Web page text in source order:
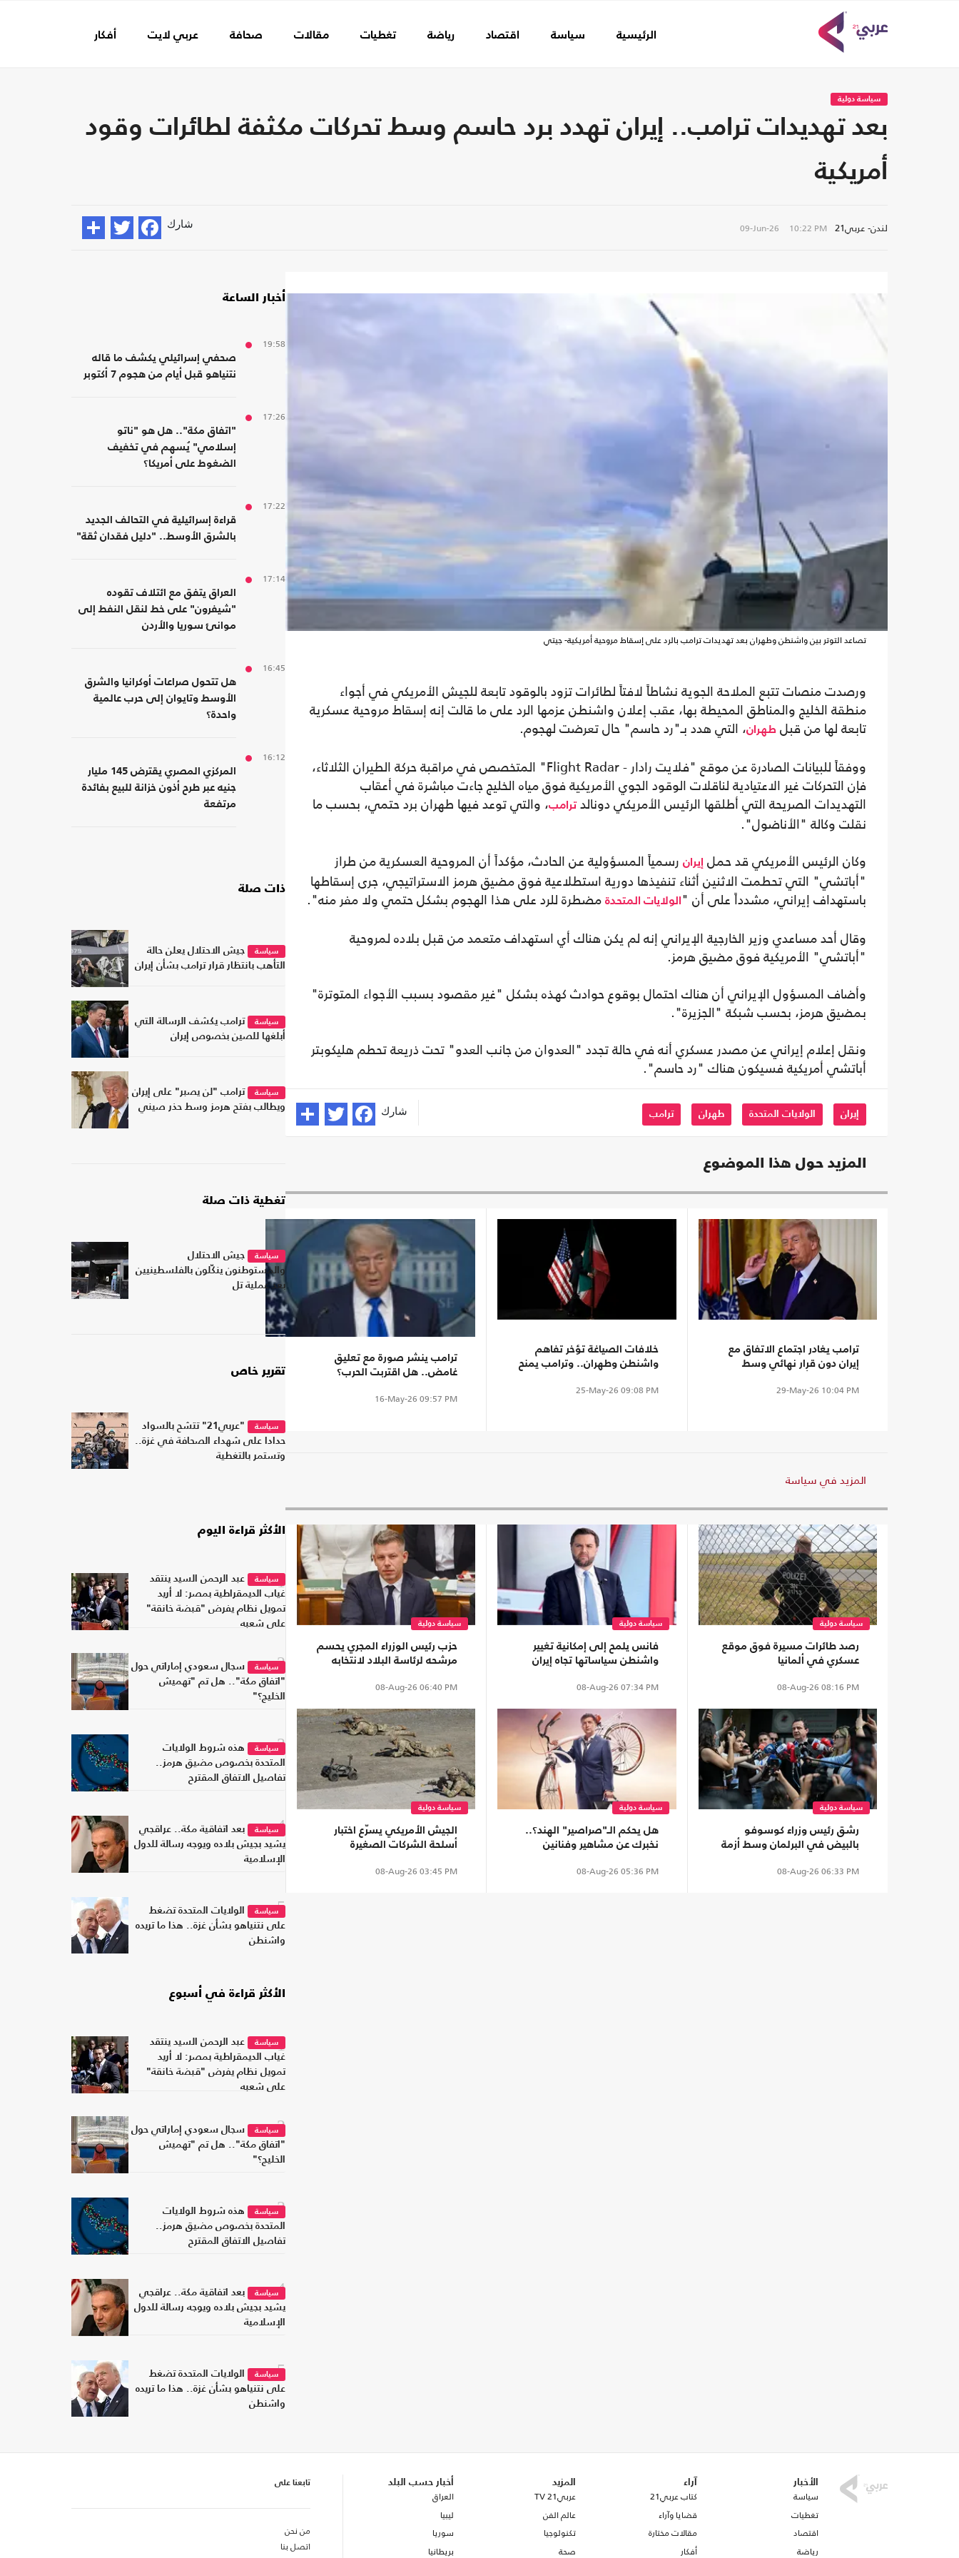
الرئيسية سياسة اقتصاد رياضة تغطيات مقالات صحافة عربي لايت أفكار
سياسة دولية
بعد تهديدات ترامب.. إيران تهدد برد حاسم وسط تحركات مكثفة لطائرات وقود
أمريكية
لندن- عربي21 09-Jun-26 10:22 PM شارك
تصاعد التوتر بين واشنطن وطهران بعد تهديدات ترامب بالرد على إسقاط مروحية أمريكية- جيتي
ورصدت منصات تتبع الملاحة الجوية نشاطاً لافتاً لطائرات تزود بالوقود تابعة للجيش الأمريكي في أجواء
منطقة الخليج والمناطق المحيطة بها، عقب إعلان واشنطن عزمها الرد على ما قالت إنه إسقاط مروحية عسكرية
تابعة لها من قبل طهران، التي هدد بـ"رد حاسم" حال تعرضت لهجوم.
ووفقاً للبيانات الصادرة عن موقع "فلايت رادار - Flight Radar" المتخصص في مراقبة حركة الطيران الثلاثاء،
فإن التحركات غير الاعتيادية لناقلات الوقود الجوي الأمريكية فوق مياه الخليج جاءت مباشرة في أعقاب
التهديدات الصريحة التي أطلقها الرئيس الأمريكي دونالدترامب، والتي توعد فيها طهران برد حتمي، بحسب ما
نقلت وكالة "الأناضول".
وكان الرئيس الأمريكي قد حمل
إيران رسمياً المسؤولية عن الحادث، مؤكداً أن المروحية العسكرية من طراز
"أباتشي" التي تحطمت الاثنين أثناء تنفيذها دورية استطلاعية فوق مضيق هرمز الاستراتيجي، جرى إسقاطها
باستهداف إيراني، مشدداً على أن " الولايات المتحدة مضطرة للرد على هذا الهجوم بشكل حتمي ولا مفر منه".
وقال أحد مساعدي وزير الخارجية الإيراني إنه لم يكن هناك أي استهداف متعمد من قبل بلاده لمروحية
"أباتشي" الأمريكية فوق مضيق هرمز.
وأضاف المسؤول الإيراني أن هناك احتمال بوقوع حوادث كهذه بشكل "غير مقصود بسبب الأجواء المتوترة"
بمضيق هرمز، بحسب شبكة "الجزيرة".
ونقل إعلام إيراني عن مصدر عسكري أنه في حالة تجدد "العدوان من جانب العدو" تحت ذريعة تحطم هليكوبتر
أباتشي أمريكية فسيكون هناك "رد حاسم".
إيران الولايات المتحدة طهران ترامب شارك
المزيد حول هذا الموضوع
ترامب يغادر اجتماع الاتفاق مع
إيران دون قرار نهائي وسط
29-May-26 10:04 PM
خلافات الصياغة تؤخر تفاهم
واشنطن وطهران.. وترامب يمنح
25-May-26 09:08 PM
ترامب ينشر صورة مع تعليق
غامض.. هل اقتربت الحرب؟
16-May-26 09:57 PM
المزيد في سياسة
سياسة دولية
رصد طائرات مسيرة فوق موقع
عسكري في ألمانيا
08-Aug-26 08:16 PM
سياسة دولية
فانس يلمح إلى إمكانية تغيير
واشنطن سياساتها تجاه إيران
08-Aug-26 07:34 PM
سياسة دولية
حزب رئيس الوزراء المجري يحسم
مرشحه لرئاسة البلاد لانتخابه
08-Aug-26 06:40 PM
سياسة دولية
رشق رئيس وزراء كوسوفو
بالبيض في البرلمان وسط أزمة
08-Aug-26 06:33 PM
سياسة دولية
هل يحكم الـ"صراصير" الهند؟..
نخبرك عن مشاهير وفنانين
08-Aug-26 05:36 PM
سياسة دولية
الجيش الأمريكي يسرّع اختبار
أسلحة الشركات الصغيرة
08-Aug-26 03:45 PM
أخبار الساعة
19:58
صحفي إسرائيلي يكشف ما قاله
نتنياهو قبل أيام من هجوم 7 أكتوبر
17:26
"اتفاق مكة".. هل هو "ناتو
إسلامي" يُسهم في تخفيف
الضغوط على أمريكا؟
17:22
قراءة إسرائيلية في التحالف الجديد
بالشرق الأوسط.. "دليل فقدان ثقة"
17:14
العراق يتفق مع ائتلاف تقوده
"شيفرون" على خط لنقل النفط إلى
موانئ سوريا والأردن
16:45
هل تتحول صراعات أوكرانيا والشرق
الأوسط وتايوان إلى حرب عالمية
واحدة؟
16:12
المركزي المصري يقترض 145 مليار
جنيه عبر طرح أذون خزانة للبيع بفائدة
مرتفعة
ذات صلة
سياسة
جيش الاحتلال يعلن حالة
التأهب بانتظار قرار ترامب بشأن إيران
سياسة
ترامب يكشف الرسالة التي
أبلغها للصين بخصوص إيران
سياسة
ترامب "لن يصبر" على إيران
ويطالب بفتح هرمز وسط حذر صيني
تغطية ذات صلة
سياسة
جيش الاحتلال
والمستوطنون ينكّلون بالفلسطينيين
بعد عملية تل
تقرير خاص
سياسة
"عربي21" تتشح بالسواد
حدادا على شهداء الصحافة في غزة..
وتستمر بالتغطية
الأكثر قراءة اليوم
1سياسة
عبد الرحمن السيد ينتقد
غياب الديمقراطية بمصر: لا أريد
تمويل نظام يفرض "قبضة خانقة"
على شعبه
2سياسة
سجال سعودي إماراتي حول
"اتفاق مكة".. هل تم "تهميش
الخليج؟"
3سياسة
هذه شروط الولايات
المتحدة بخصوص مضيق هرمز..
تفاصيل الاتفاق المقترح
4سياسة
بعد اتفاقية مكة.. عراقجي
يشيد بجيش بلاده ويوجه رسالة للدول
الإسلامية
5سياسة
الولايات المتحدة تضغط
على نتنياهو بشأن غزة.. هذا ما تريده
واشنطن
الأكثر قراءة في أسبوع
1سياسة
عبد الرحمن السيد ينتقد
غياب الديمقراطية بمصر: لا أريد
تمويل نظام يفرض "قبضة خانقة"
على شعبه
2سياسة
سجال سعودي إماراتي حول
"اتفاق مكة".. هل تم "تهميش
الخليج؟"
3سياسة
هذه شروط الولايات
المتحدة بخصوص مضيق هرمز..
تفاصيل الاتفاق المقترح
4سياسة
بعد اتفاقية مكة.. عراقجي
يشيد بجيش بلاده ويوجه رسالة للدول
الإسلامية
5سياسة
الولايات المتحدة تضغط
على نتنياهو بشأن غزة.. هذا ما تريده
واشنطن
الأخبار
سياسة
تغطيات
اقتصاد
رياضة
آراء
كتاب عربي21
قضايا وآراء
مقالات مختارة
أفكار
المزيد
عربي21 TV
عالم الفن
تكنولوجيا
صحة
أخبار حسب البلد
العراق
ليبيا
سوريا
بريطانيا
تابعنا على
من نحن
اتصل بنا